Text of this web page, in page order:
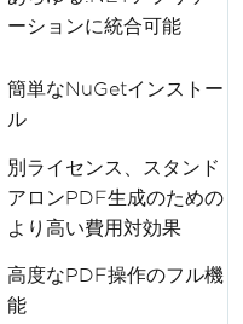
ーションに統合可能
簡単なNuGetインストー
ル
別ライセンス、スタンド
アロンPDF生成のための
より高い費用対効果
高度なPDF操作のフル機
能